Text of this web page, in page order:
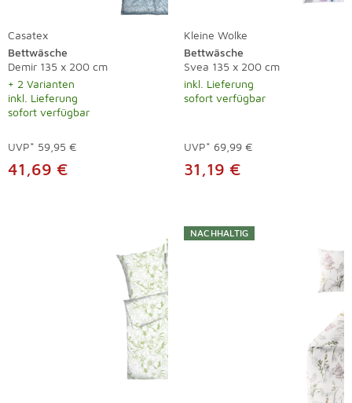
Casatex
Bettwäsche
Demir 135 x 200 cm
+ 2 Varianten
inkl. Lieferung
sofort verfügbar
UVP* 59,95 €
41,69 €
Kleine Wolke
Bettwäsche
Svea 135 x 200 cm
inkl. Lieferung
sofort verfügbar
UVP* 69,99 €
31,19 €
NACHHALTIG